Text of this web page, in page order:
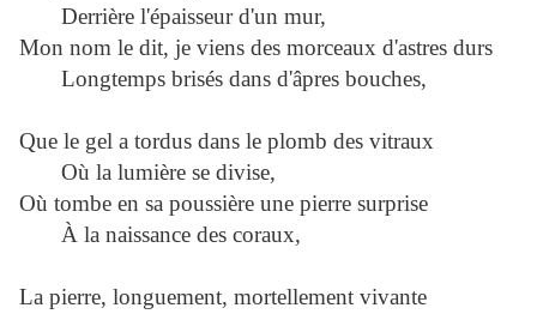
Derrière l'épaisseur d'un mur,
Mon nom le dit, je viens des morceaux d'astres durs
Longtemps brisés dans d'âpres bouches,
Que le gel a tordus dans le plomb des vitraux
Où la lumière se divise,
Où tombe en sa poussière une pierre surprise
À la naissance des coraux,
La pierre, longuement, mortellement vivante